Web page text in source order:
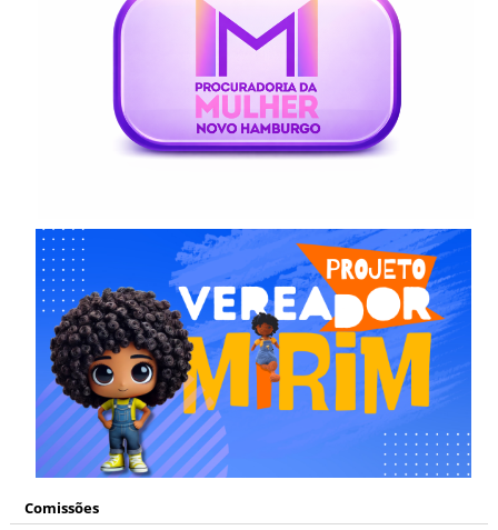
Comissões